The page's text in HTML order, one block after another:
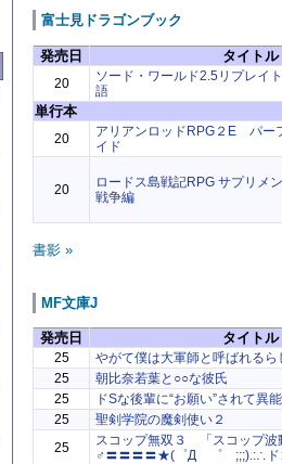
富士見ドラゴンブック
発売日 タイトル
20
ソード・ワールド2.5リプレイ
語
単行本
20
アリアンロッドRPG２E パー
イド
20
ロードス島戦記RPG サプリメ
戦争編
書影 »
MF文庫J
発売日 タイトル
25 やがて僕は大軍師と呼ばれるら
25
朝比奈若葉と○○な彼氏
25
ドSな後輩に“お願い”されて異
25
聖剣学院の魔剣使い２
25
スコップ無双３ 「スコップ
♂〓〓〓〓★(゜Д ゜ ;;;).:∴ド